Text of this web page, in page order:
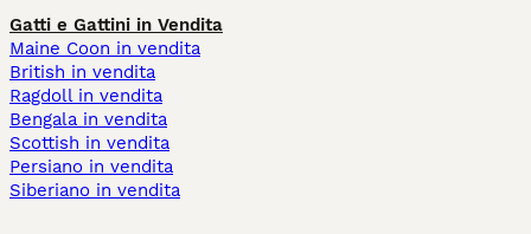
Gatti e Gattini in Vendita
Maine Coon in vendita
British in vendita
Ragdoll in vendita
Bengala in vendita
Scottish in vendita
Persiano in vendita
Siberiano in vendita